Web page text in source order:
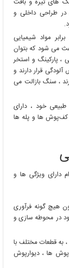
در طراحی داخلی و
مواد شیمیایی
می شود که بتوان
، پارکینگ و استخر
قرار دارند و
، سنگ بازالت می
خود ، دارای
‌ها و پله ‌ها
دارای ویژگی ‌ها و
هیچ‌ گونه فرآوری
در محوطه‌ سازی و
به قطعات مختلف با
‌ها ، دیوارپوش‌